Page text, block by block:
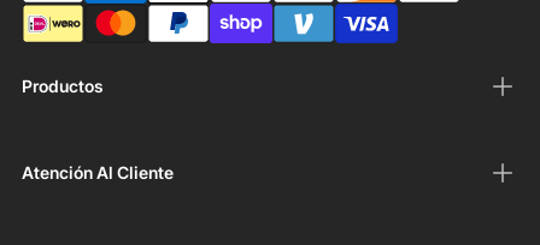
Productos
Atención Al Cliente